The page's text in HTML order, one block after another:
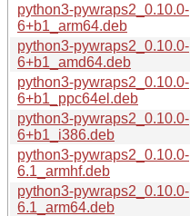
python3-pywraps2_0.10.0-
6+b1_arm64.deb
python3-pywraps2_0.10.0-
6+b1_amd64.deb
python3-pywraps2_0.10.0-
6+b1_ppc64el.deb
python3-pywraps2_0.10.0-
6+b1_i386.deb
python3-pywraps2_0.10.0-
6.1_armhf.deb
python3-pywraps2_0.10.0-
6.1_arm64.deb